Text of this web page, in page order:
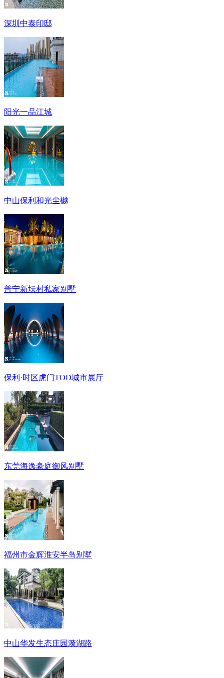
深圳中泰印邸
阳光一品江城
中山保利和光尘樾
普宁新坛村私家别墅
保利·时区虎门TOD城市展厅
东莞海逸豪庭御风别墅
福州市金辉淮安半岛别墅
中山华发生态庄园漪湖路